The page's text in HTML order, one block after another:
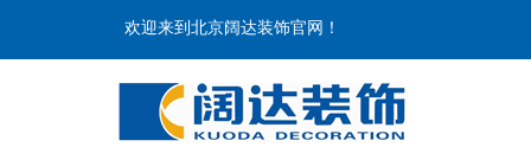
欢迎来到北京阔达装饰官网！